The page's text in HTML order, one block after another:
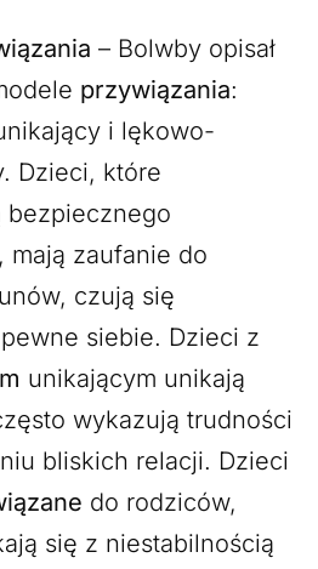
– Bolwby opisał
przywiązania:
i lękowo-
Dzieci, które
bezpiecznego
, mają zaufanie do
czują się
siebie. Dzieci z
unikającym unikają
wykazują trudności
bliskich relacji. Dzieci
do rodziców,
się z niestabilnością